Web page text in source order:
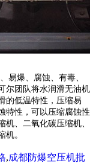
爆、腐蚀、有毒、
尔团队将水润滑无油机
的低温特性，压缩易
特性，可以压缩腐蚀性
、二氧化碳压缩机、
机。
,成都防爆空压机批